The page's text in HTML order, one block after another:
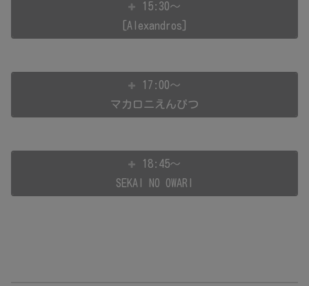
15:30～
[Alexandros]
17:00～
マカロニえんぴつ
18:45～
SEKAI NO OWARI